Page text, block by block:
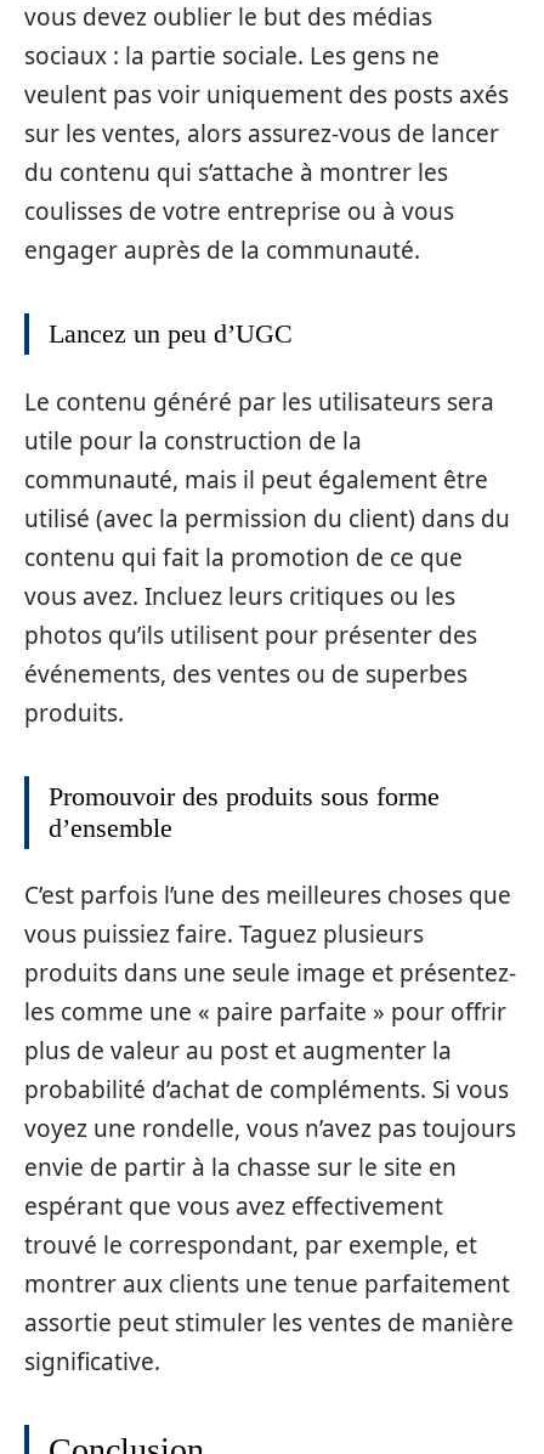
vous devez oublier le but des médias
sociaux : la partie sociale. Les gens ne
veulent pas voir uniquement des posts axés
sur les ventes, alors assurez-vous de lancer
du contenu qui s’attache à montrer les
coulisses de votre entreprise ou à vous
engager auprès de la communauté.
Lancez un peu d’UGC
Le contenu généré par les utilisateurs sera
utile pour la construction de la
communauté, mais il peut également être
utilisé (avec la permission du client) dans du
contenu qui fait la promotion de ce que
vous avez. Incluez leurs critiques ou les
photos qu’ils utilisent pour présenter des
événements, des ventes ou de superbes
produits.
Promouvoir des produits sous forme
d’ensemble
C’est parfois l’une des meilleures choses que
vous puissiez faire. Taguez plusieurs
produits dans une seule image et présentez-
les comme une « paire parfaite » pour offrir
plus de valeur au post et augmenter la
probabilité d’achat de compléments. Si vous
voyez une rondelle, vous n’avez pas toujours
envie de partir à la chasse sur le site en
espérant que vous avez effectivement
trouvé le correspondant, par exemple, et
montrer aux clients une tenue parfaitement
assortie peut stimuler les ventes de manière
significative.